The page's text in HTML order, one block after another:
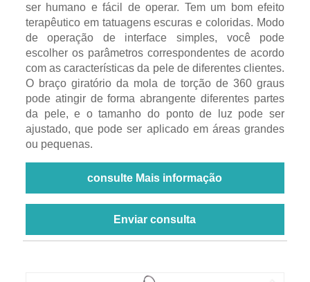
ser humano e fácil de operar. Tem um bom efeito
terapêutico em tatuagens escuras e coloridas. Modo
de operação de interface simples, você pode
escolher os parâmetros correspondentes de acordo
com as características da pele de diferentes clientes.
O braço giratório da mola de torção de 360 ​​graus
pode atingir de forma abrangente diferentes partes
da pele, e o tamanho do ponto de luz pode ser
ajustado, que pode ser aplicado em áreas grandes
ou pequenas.
consulte Mais informação
Enviar consulta